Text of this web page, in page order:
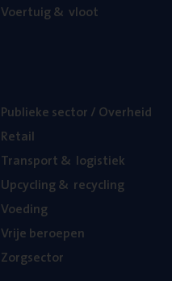
Voer­tuig& vloot
Publie­ke sec­tor / Overheid
Retail
Trans­port& logistiek
Upcy­cling& recycling
Voe­ding
Vrije beroe­pen
Zorg­sec­tor